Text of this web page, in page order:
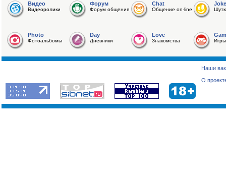
Видео
Видеоролики
Форум
Форум общения
Chat
Общение on-line
Joke
Photo
Фотоальбомы
Day
Дневники
Love
Знакомства Игры
Наши
О